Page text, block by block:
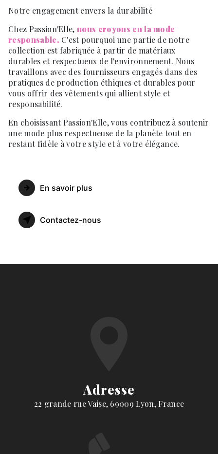
Notre engagement envers la durabilité
Chez Passion'Elle,nous croyons en la mode
responsable. C'est pourquoi une partie de notre
collection est fabriquée à partir de matériaux
durables et respectueux de l'environnement. Nous
travaillons avec des fournisseurs engagés dans des
pratiques de production éthiques et durables pour
vous offrir des vêtements qui allient style et
responsabilité.
En choisissant Passion'Elle, vous contribuez à soutenir
une mode plus respectueuse de la planète tout en
restant fidèle à votre style et à votre élégance.
En savoir plus
Contactez-nous
Adresse
22 grande rue Vaise, 69009 Lyon, France